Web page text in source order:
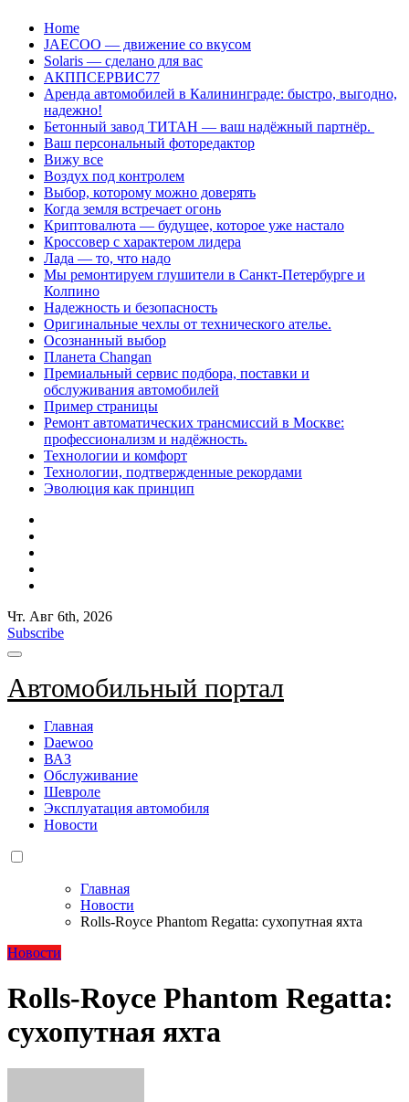
Перейти
содержанию
Home
JAECOO — движение со вкусом
Solaris — сделано для вас
АКППСЕРВИС77
Аренда автомобилей в Калининграде: быстро, выгодно,
надежно!
Бетонный завод ТИТАН — ваш надёжный партнёр.
Ваш персональный фоторедактор
Вижу все
Воздух под контролем
Выбор, которому можно доверять
Когда земля встречает огонь
Криптовалюта — будущее, которое уже настало
Кроссовер с характером лидера
Лада — то, что надо
Мы ремонтируем глушители в Санкт-Петербурге и
Колпино
Надежность и безопасность
Оригинальные чехлы от технического ателье.
Осознанный выбор
Планета Changan
Премиальный сервис подбора, поставки и
обслуживания автомобилей
Пример страницы
Ремонт автоматических трансмиссий в Москве:
профессионализм и надёжность.
Технологии и комфорт
Технологии, подтвержденные рекордами
Эволюция как принцип
Чт. Авг 6th, 2026
Subscribe
Автомобильный портал
Главная
Daewoo
ВАЗ
Обслуживание
Шевроле
Эксплуатация автомобиля
Новости
Главная
Новости
Rolls-Royce Phantom Regatta: сухопутная яхта
Новости
Rolls-Royce Phantom Regatta:
сухопутная яхта